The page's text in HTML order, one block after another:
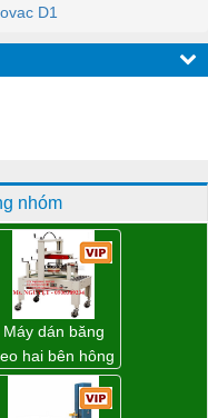
D1
nhóm
Máy dán băng
hai bên hông
thùng carton
WP-5050SA giá